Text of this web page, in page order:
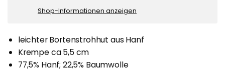
Shop-Informationen anzeigen
leichter Bortenstrohhut aus Hanf
Krempe ca 5,5 cm
77,5% Hanf; 22,5% Baumwolle